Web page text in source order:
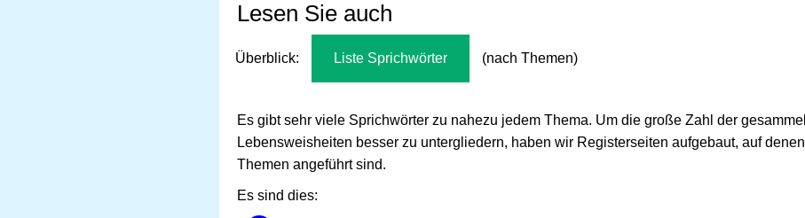
Lesen Sie auch
Überblick: Liste Sprichwörter (nach Themen)
Es gibt sehr viele Sprichwörter zu nahezu jedem Thema. Um die große Zahl der
Lebensweisheiten besser zu untergliedern, haben wir Registerseiten aufgebaut, auf
Themen angeführt sind.
Es sind dies: